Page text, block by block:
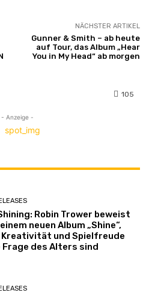
NÄCHSTER ARTIKEL
Gunner & Smith – ab heute
auf Tour, das Album „Hear
You in My Head“ ab morgen
105
- Anzeige -
Robin Trower beweist
neuen Album „Shine“,
Kreativität und Spielfreude
Frage des Alters sind